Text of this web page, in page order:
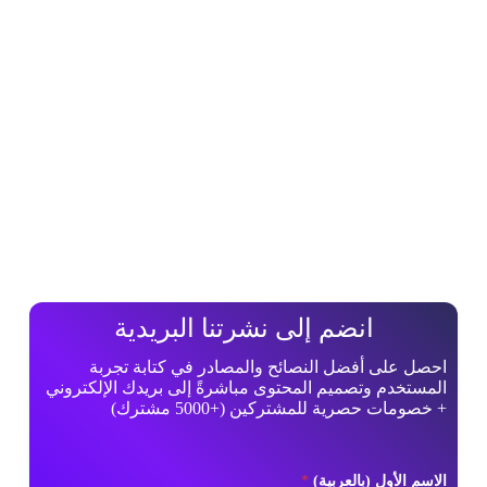
انضم إلى نشرتنا البريدية
احصل على أفضل النصائح والمصادر في كتابة تجربة
المستخدم وتصميم المحتوى مباشرةً إلى بريدك الإلكتروني
+ خصومات حصرية للمشتركين (+5000 مشترك)
الاسم الأول (بالعربية) *
ل